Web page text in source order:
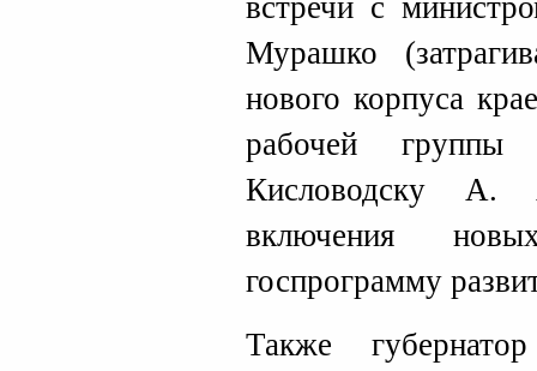
встречи с
Мурашко
нового корпуса
рабочей
Кисловодску А.
включения
госпрограмму
Также